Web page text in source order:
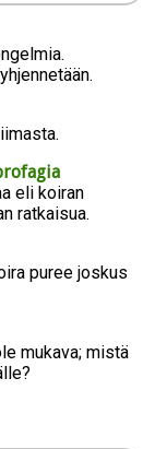
eli koiran
ratkaisua.
puree joskus
mukava; mistä